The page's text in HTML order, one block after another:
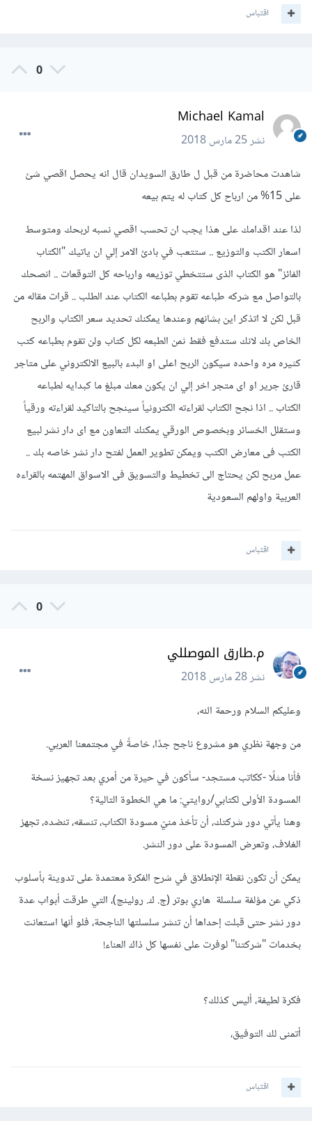
اقتباس
0
Michael Kamal
نشر25 مارس 2018
شاهدت محاضرة من قبل ل طارق السويدان قال انه يحصل اقصي شئ
على 15% من ارباح كل كتاب له يتم بيعه
لذا عند اقدامك على هذا يجب ان تحسب اقصي نسبه لربحك ومتوسط
اسعار الكتب والتوزيع .. ستتعب في بادئ الامر إلي ان ياتيك "الكتاب
الفائز" هو الكتاب الذى ستتخطي توزيعه وارباحه كل التوقعات .. انصحك
بالتواصل مع شركه طباعه تقوم بطباعه الكتاب عند الطلب .. قرات مقاله من
قبل لكن لا اتذكر اين بشانهم وعندها يمكنك تحديد سعر الكتاب والربح
الخاص بك لانك ستدفع فقط ثمن الطبعه لكل كتاب ولن تقوم بطباعه كتب
كثيره مره واحده سيكون الربح اعلى او البدء بالبيع الالكتروني على متاجر
قارئ جرير او اى متجر اخر إلي ان يكون معك مبلغ ما كبدايه لطباعه
الكتاب .. اذا نجح الكتاب لقراءته الكترونياً سينجح بالتاكيد لقراءته ورقياً
وستقلل الخسائر وبخصوص الورقي يمكنك التعاون مع اى دار نشر لبيع
الكتب فى معارض الكتب ويمكن تطوير العمل لفتح دار نشر خاصه بك ..
عمل مربح لكن يحتاج الى تخطيط والتسويق فى الاسواق المهتمه بالقراءه
العربية واولهم السعودية
اقتباس
0
م.طارق الموصللي
نشر28 مارس 2018
وعليكم السلام ورحمة الله،
من وجهة نظري هو مشروع ناجح جدًا، خاصةً في مجتمعنا العربي.
فأنا مثلًا -ككاتب مستجد- سأكون في حيرة من أمري بعد تجهيز نسخة
المسودة الأولى لكتابي/روايتي: ما هي الخطوة التالية؟
وهنا يأتي دور شركتك، أن تأخذ منيّ مسودة الكتاب، تنسقه، تنضده، تجهز
الغلاف، وتعرض المسودة على دور النشر.
يمكن أن تكون نقطة الإنطلاق في شرح الفكرة معتمدة على تدوينة بأسلوب
ذكي عن مؤلفة سلسلة هاري بوتر (ج. ك. رولينج)، التي طرقت أبواب عدة
دور نشر حتى قبلت إحداها أن تنشر سلسلتها الناجحة، فلو أنها استعانت
بخدمات "شركتنا" لوفرت على نفسها كل ذاك العناء!
فكرة لطيفة، أليس كذلك؟
أتمنى لك التوفيق،
اقتباس